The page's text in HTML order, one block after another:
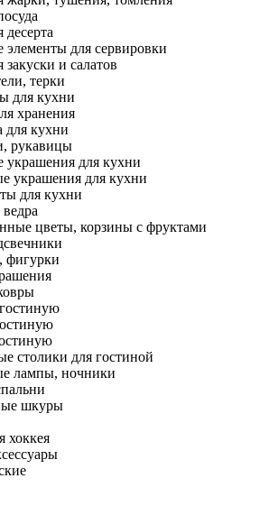
десерта
элементы для сервировки
закуски и салатов
терки
для кухни
хранения
для кухни
рукавицы
украшения для кухни
украшения для кухни
для кухни
цветы, корзины с фруктами
фигурки
столики для гостиной
лампы, ночники
шкуры
хоккея